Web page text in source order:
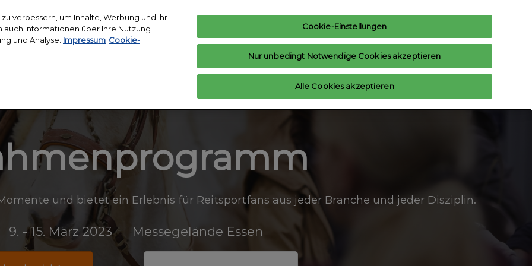
Deutsch Interesse anmelden Aussteller anfragen
vorbereiten
&
buchen
Badge
Aussteller-Hub
und bietet ein Erlebnis für Reitsportfans aus jeder Branche und jeder Disziplin.
9. - 15. März 2023 Messegelände Essen
verbessern, um Inhalte, Werbung und Ihr
auch Informationen über Ihre Nutzung
und Analyse. Impressum Cookie-
Cookie-Einstellungen
Nur unbedingt Notwendige Cookies akzeptieren
Alle Cookies akzeptieren